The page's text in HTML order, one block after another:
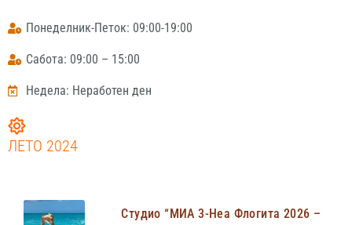
Понеделник-Петок: 09:00-19:00
Сабота: 09:00 – 15:00
Недела: Неработен ден
ЛЕТО 2024
Студио “МИА 3-Неа Флогита 2026 –